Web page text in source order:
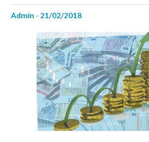
admin - 21/02/2018